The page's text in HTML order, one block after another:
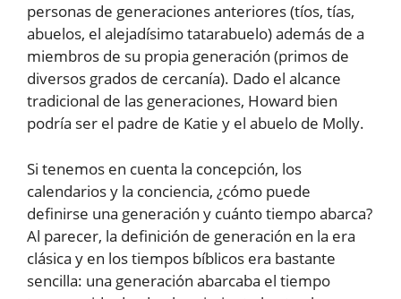
personas de generaciones anteriores (tíos, tías,
abuelos, el alejadísimo tatarabuelo) además de a
miembros de su propia generación (primos de
diversos grados de cercanía). Dado el alcance
tradicional de las generaciones, Howard bien
podría ser el padre de Katie y el abuelo de Molly.
Si tenemos en cuenta la concepción, los
calendarios y la conciencia, ¿cómo puede
definirse una generación y cuánto tiempo abarca?
Al parecer, la definición de generación en la era
clásica y en los tiempos bíblicos era bastante
sencilla: una generación abarcaba el tiempo